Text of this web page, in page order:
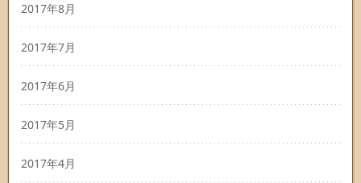
2017年8月
2017年7月
2017年6月
2017年5月
2017年4月